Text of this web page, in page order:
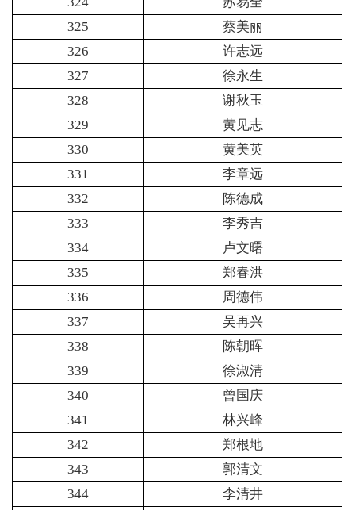
325
蔡美丽
326
许志远
327
徐永生
328
谢秋玉
329
黄见志
330
黄美英
331
李章远
332
陈德成
333
李秀吉
334
卢文曙
335
郑春洪
336
周德伟
337
吴再兴
338
陈朝晖
339
徐淑清
340
曾国庆
341
林兴峰
342
郑根地
343
郭清文
344
李清井